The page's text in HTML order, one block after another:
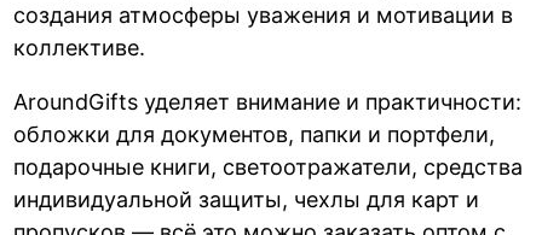
создания атмосферы уважения и мотивации в
коллективе.
AroundGifts уделяет внимание и практичности:
обложки для документов, папки и портфели,
подарочные книги, светоотражатели, средства
индивидуальной защиты, чехлы для карт и